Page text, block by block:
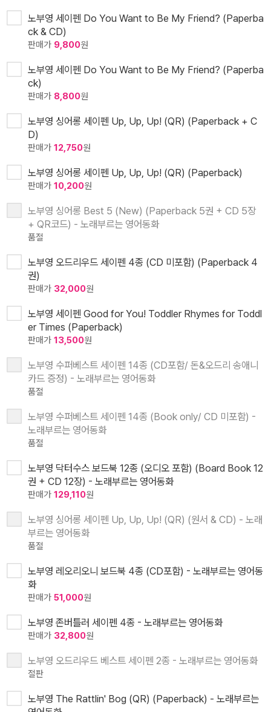
노부영 세이펜 Do You Want to Be My Friend? (Paperba
ck & CD)
판매가 9,800원
노부영 세이펜 Do You Want to Be My Friend? (Paperba
ck)
판매가 8,800원
노부영 싱어롱 세이펜 Up, Up, Up! (QR) (Paperback + C
D)
판매가 12,750원
노부영 싱어롱 세이펜 Up, Up, Up! (QR) (Paperback)
판매가 10,200원
노부영 싱어롱 Best 5 (New) (Paperback 5권 + CD 5장
+ QR코드) - 노래부르는 영어동화
품절
노부영 오드리우드 세이펜 4종 (CD 미포함) (Paperback 4
권)
판매가 32,000원
노부영 세이펜 Good for You! Toddler Rhymes for Toddl
er Times (Paperback)
판매가 13,500원
노부영 수퍼베스트 세이펜 14종 (CD포함/ 돈&오드리 송애니
카드 증정) - 노래부르는 영어동화
품절
노부영 수퍼베스트 세이펜 14종 (Book only/ CD 미포함) -
노래부르는 영어동화
품절
노부영 닥터수스 보드북 12종 (오디오 포함) (Board Book 12
권 + CD 12장) - 노래부르는 영어동화
판매가 129,110원
노부영 싱어롱 세이펜 Up, Up, Up! (QR) (원서 & CD) - 노래
부르는 영어동화
품절
노부영 레오리오니 보드북 4종 (CD포함) - 노래부르는 영어동
화
판매가 51,000원
노부영 존버틀러 세이펜 4종 - 노래부르는 영어동화
판매가 32,800원
노부영 오드리우드 베스트 세이펜 2종 - 노래부르는 영어동화
절판
노부영 The Rattlin' Bog (QR) (Paperback) - 노래부르는